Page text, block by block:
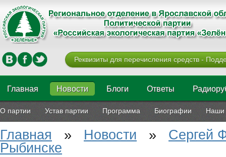
Реквизиты для перечисления средств -
Главная Новости Блоги Ответы
О партии Устав партии Программа Биографии Наши
Главная » Новости » Сергей
Рыбинске